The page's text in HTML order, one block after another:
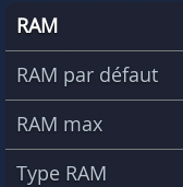
RAM
RAM par défaut
RAM max
Type RAM